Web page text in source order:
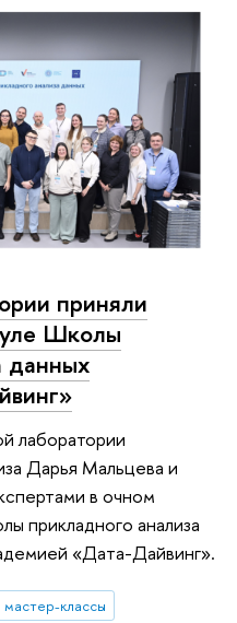
приняли
Школы
данных
лаборатории
Дарья Мальцева и
в очном
прикладного анализа
«Дата-Дайвинг».
мастер-классы